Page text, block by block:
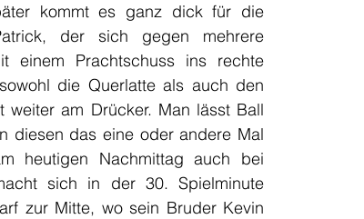
kommt es ganz dick für die
der sich gegen mehrere
einem Prachtschuss ins rechte
die Querlatte als auch den
am Drücker. Man lässt Ball
diesen das eine oder andere Mal
heutigen Nachmittag auch bei
sich in der 30. Spielminute
zur Mitte, wo sein Bruder Kevin